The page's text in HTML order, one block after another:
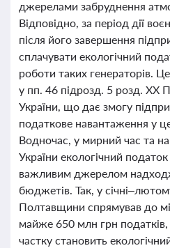
джерелами забруднення
Відповідно, за період дії
після його завершення
сплачувати екологічний
роботи таких генераторів.
у пп. 46 підрозд. 5 розд. XX
України, що дає змогу
податкове навантаження у
Водночас, у мирний час та
України екологічний
важливим джерелом
бюджетів. Так, у
Полтавщини спрямував до
майже 650 млн грн податків,
частку становить